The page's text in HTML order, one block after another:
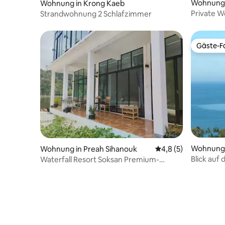
Wohnung in Krong Kaeb
Strandwohnung 2 Schlafzimmer
Private
Wohnung in Preah Sihanouk Durchschnittliche
4,8 (5)
Waterfall Resort Soksan Premium-
Gäste-
Gäste-
Blick auf